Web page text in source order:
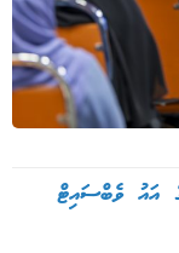
އައު ވެބްސައިޓް